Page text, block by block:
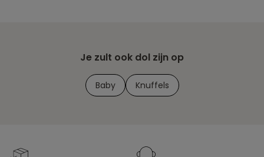
Je zult ook dol zijn op
Baby Knuffels